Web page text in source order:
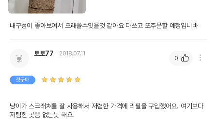
내구성이 좋아보여서 오래쓸수잇을것 같아요 다쓰고 또주문할 예정입니바
토토77 2018.07.11
첫구매
냥이가 스크래쳐를 잘 사용해서 저렴한 가격에 리필을 구입했어요. 여기보다
저렴한 곳음 없는듯 해요.
0